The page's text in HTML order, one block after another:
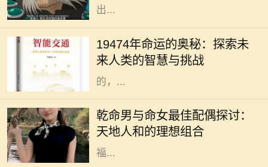
出...
19474年命运的奥秘：探索未
来人类的智慧与挑战
19474年，这一神秘的年份似乎充满
了无尽的可能性与挑战。对于每一个
生命而言，命运从来没有固定的答
案。在这未来的年代间，人们所经历
的，...
乾命男与命女最佳配偶探讨：
天地人和的理想组合
在中华传统命理学中，命理不仅可以
影响一个人的性格和命运，还可以影
响其与他人的相处和和谐程度。尤其
是夫妻之间的配合，更是影响生活幸
福...
在中华文化中，命理学作为一门古老